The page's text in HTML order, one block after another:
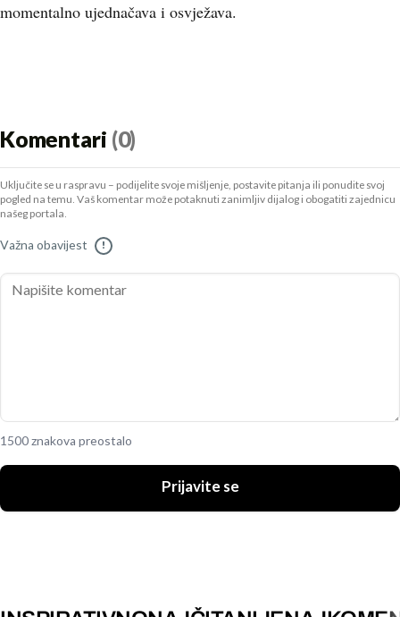
momentalno ujednačava i osvježava.
Komentari (0)
Uključite se u raspravu – podijelite svoje mišljenje, postavite pitanja ili ponudite svoj
pogled na temu. Vaš komentar može potaknuti zanimljiv dijalog i obogatiti zajednicu
našeg portala.
Važna obavijest !
1500 znakova preostalo
Prijavite se